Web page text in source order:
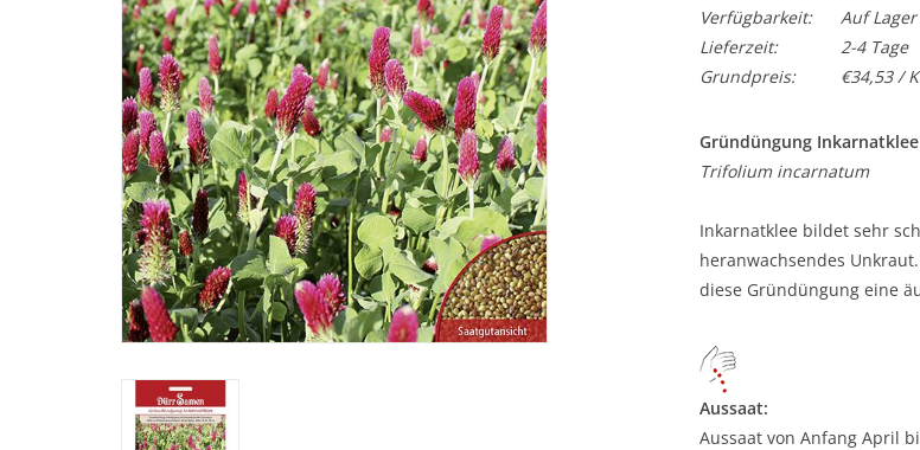
Verfügbarkeit:
Auf Lager
Lieferzeit:
2-4 Tage
Grundpreis:
€34,53 /
Gründüngung Inkarnatklee
Trifolium incarnatum
Inkarnatklee bildet sehr
heranwachsendes
diese Gründüngung eine
Aussaat:
Aussaat von Anfang April